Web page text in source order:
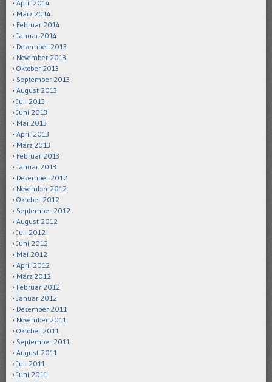
April 2014
März 2014
Februar 2014
Januar 2014
Dezember 2013
November 2013
Oktober 2013
September 2013
August 2013
Juli 2013
Juni 2013
Mai 2013
April 2013
März 2013
Februar 2013
Januar 2013
Dezember 2012
November 2012
Oktober 2012
September 2012
August 2012
Juli 2012
Juni 2012
Mai 2012
April 2012
März 2012
Februar 2012
Januar 2012
Dezember 2011
November 2011
Oktober 2011
September 2011
August 2011
Juli 2011
Juni 2011